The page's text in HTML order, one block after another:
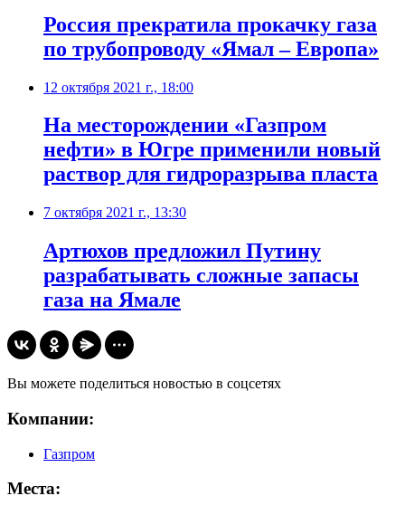
Россия прекратила прокачку газа
по трубопроводу «Ямал – Европа»
12 октября 2021 г., 18:00
​На месторождении «Газпром
нефти» в Югре применили новый
раствор для гидроразрыва пласта
7 октября 2021 г., 13:30
Артюхов предложил Путину
разрабатывать сложные запасы
газа на Ямале
Вы можете поделиться новостью в соцсетях
Компании:
Газпром
Места: